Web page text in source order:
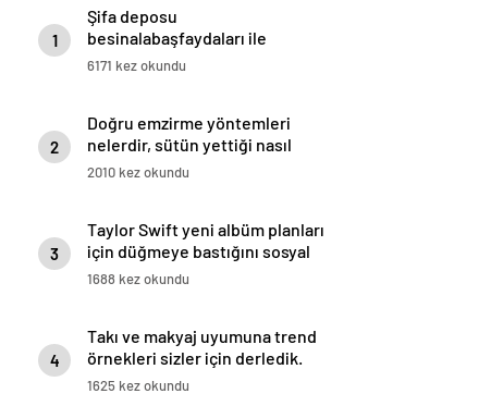
1
Şifa deposu
besinalabaşfaydaları ile
şaşırtıyor! İşte kanserden
6171 kez okundu
2
Doğru emzirme yöntemleri
nelerdir, sütün yettiği nasıl
anlaşılır?
2010 kez okundu
3
Taylor Swift yeni albüm planları
için düğmeye bastığını sosyal
medyadan duyurdu!
1688 kez okundu
4
Takı ve makyaj uyumuna trend
örnekleri sizler için derledik.
1625 kez okundu